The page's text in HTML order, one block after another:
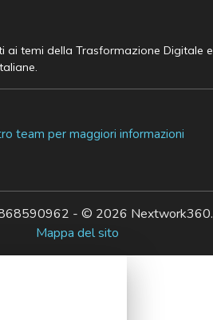
temi della Trasformazione Digitale
team per maggiori informazioni
- © 2026 Nextwork360.
Mappa del sito